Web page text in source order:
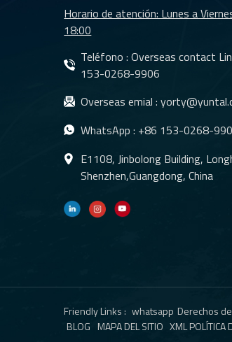
Horario de atención: Lunes a
18:00
Teléfono : Overseas contact
153-0268-9906
Overseas emial :
WhatsApp : +86 153-0268-
E1108, Jinbolong Building,
Shenzhen,Guangdong, China
Friendly Links : whatsapp Derechos
BLOG MAPA DEL SITIO XMLPOLÍTICA